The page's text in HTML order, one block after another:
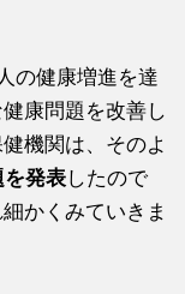
の健康増進を達
康問題を改善し
機関は、そのよ
を発表したので
かくみていきま